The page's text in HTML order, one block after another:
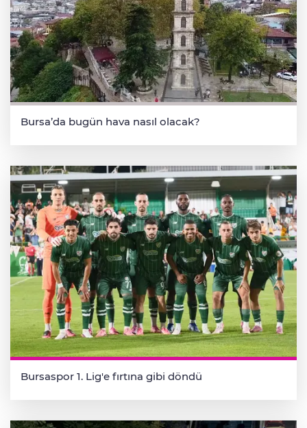
Bursa’da bugün hava nasıl olacak?
Bursaspor 1. Lig'e fırtına gibi döndü